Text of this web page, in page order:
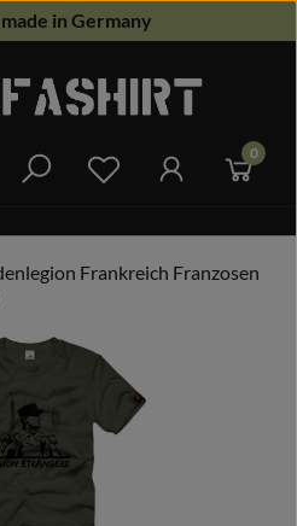
in Germany
Du hast 0 0
Frankreich Franzosen